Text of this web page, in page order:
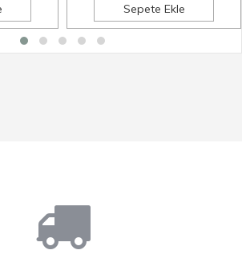
Sepete Ekle